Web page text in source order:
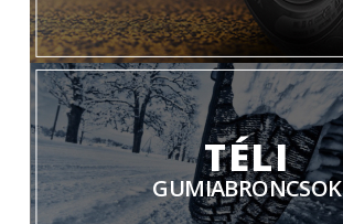
TÉLI
GUMIABRONCSOK